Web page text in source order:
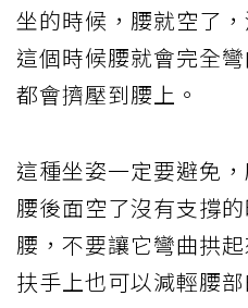
坐的時候，腰就空了
這個時候腰就會完全
都會擠壓到腰上。
這種坐姿一定要避免
腰後面空了沒有支撐
腰，不要讓它彎曲拱
扶手上也可以減輕腰